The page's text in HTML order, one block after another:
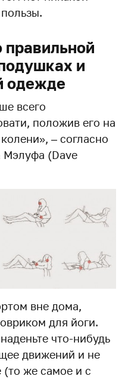
и
одежде
всего
положив его на
– согласно
Мэлуфа (Dave
вне дома,
для йоги.
что-нибудь
движений и не
же самое и с